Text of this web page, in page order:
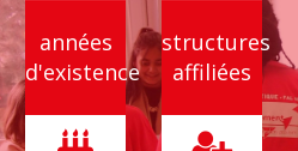
années
d'existence
structures
affiliées